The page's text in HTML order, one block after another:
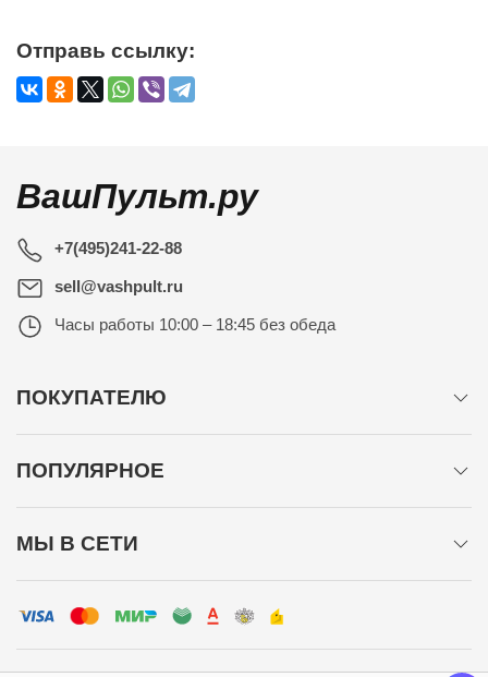
Отправь ссылку:
ВашПульт.ру
+7(495)241-22-88
sell@vashpult.ru
Часы работы 10:00 – 18:45 без обеда
ПОКУПАТЕЛЮ
ПОПУЛЯРНОЕ
МЫ В СЕТИ